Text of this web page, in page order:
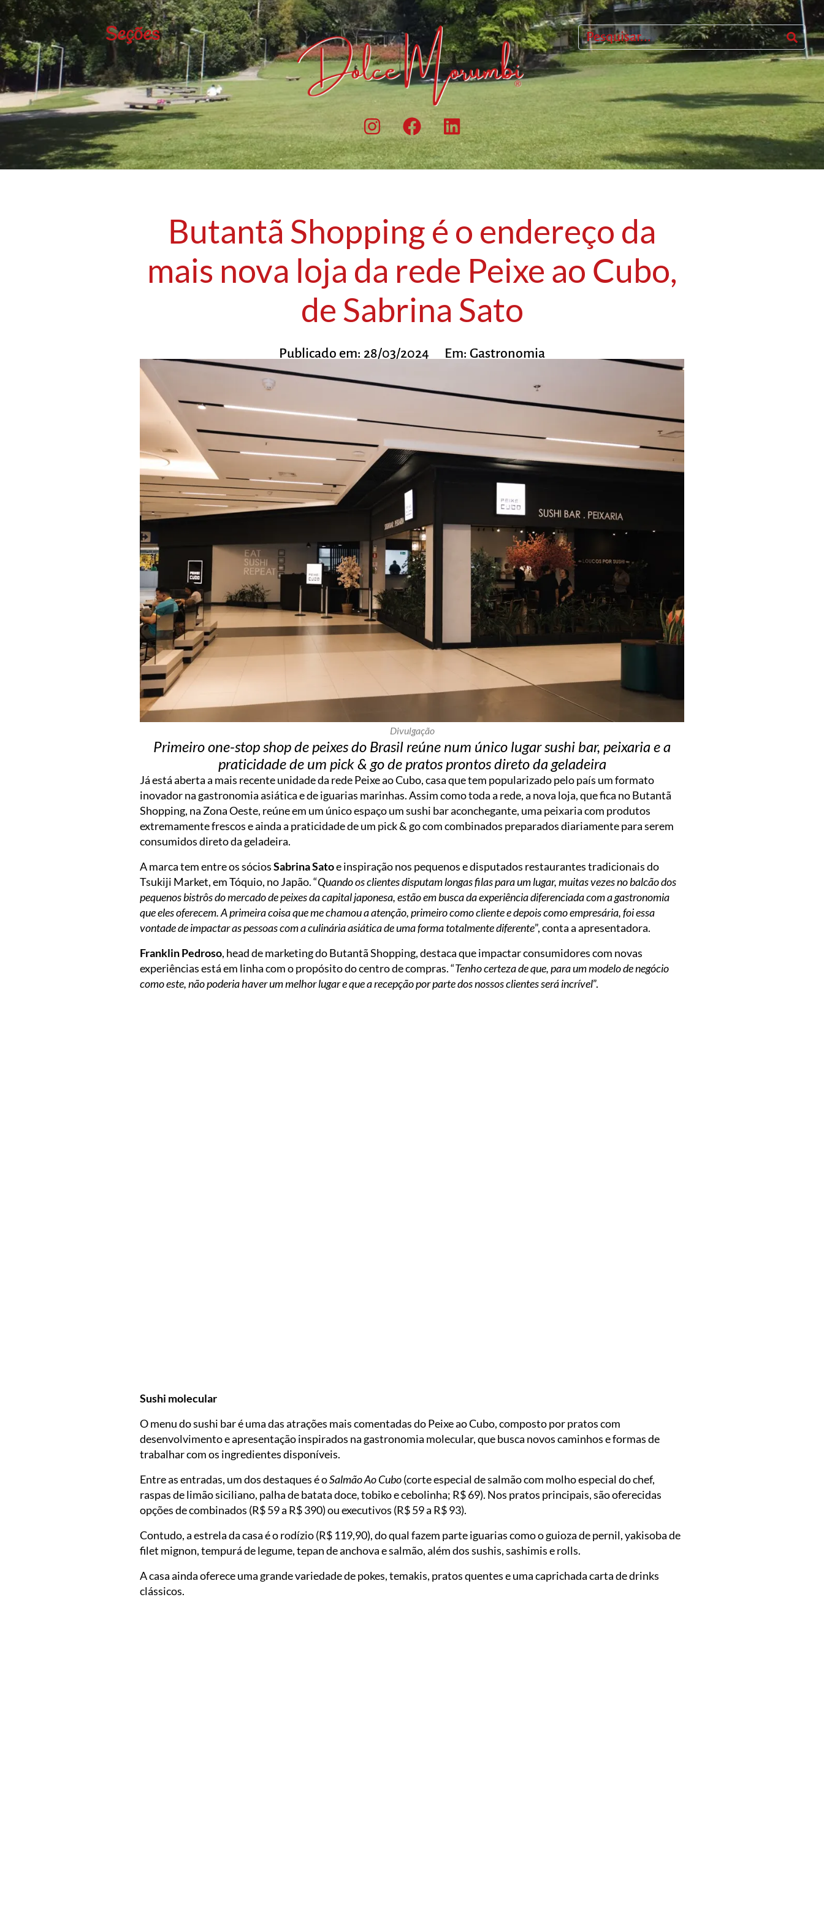
Seções
Butantã Shopping é o endereço da
mais nova loja da rede Peixe ao Cubo,
de Sabrina Sato
Publicado em: 28/03/2024 Em: Gastronomia
Divulgação
Primeiro one-stop shop de peixes do Brasil reúne num único lugar sushi bar, peixaria e a
praticidade de um pick & go de pratos prontos direto da geladeira
Já está aberta a mais recente unidade da rede Peixe ao Cubo, casa que tem popularizado pelo país um formato
inovador na gastronomia asiática e de iguarias marinhas. Assim como toda a rede, a nova loja, que fica no Butantã
Shopping, na Zona Oeste, reúne em um único espaço um sushi bar aconchegante, uma peixaria com produtos
extremamente frescos e ainda a praticidade de um pick & go com combinados preparados diariamente para serem
consumidos direto da geladeira.
A marca tem entre os sóciosSabrina Satoe inspiração nos pequenos e disputados restaurantes tradicionais do
Tsukiji Market, em Tóquio, no Japão. “Quando os clientes disputam longas filas para um lugar, muitas vezes no balcão dos
pequenos bistrôs do mercado de peixes da capital japonesa, estão em busca da experiência diferenciada com a gastronomia
que eles oferecem. A primeira coisa que me chamou a atenção, primeiro como cliente e depois como empresária, foi essa
vontade de impactar as pessoas com a culinária asiática de uma forma totalmente diferente”, conta a apresentadora.
Franklin Pedroso, head de marketing do Butantã Shopping, destaca que impactar consumidores com novas
experiências está em linha com o propósito do centro de compras. “Tenho certeza de que, para um modelo de negócio
como este, não poderia haver um melhor lugar e que a recepção por parte dos nossos clientes será incrível”.
Sushi molecular
O menu do sushi bar é uma das atrações mais comentadas do Peixe ao Cubo, composto por pratos com
desenvolvimento e apresentação inspirados na gastronomia molecular, que busca novos caminhos e formas de
trabalhar com os ingredientes disponíveis.
Entre as entradas, um dos destaques é oSalmão Ao Cubo(corte especial de salmão com molho especial do chef,
raspas de limão siciliano, palha de batata doce, tobiko e cebolinha; R$ 69). Nos pratos principais, são oferecidas
opções de combinados (R$ 59 a R$ 390) ou executivos (R$ 59 a R$ 93).
Contudo, a estrela da casa é o rodízio (R$ 119,90), do qual fazem parte iguarias como o guioza de pernil, yakisoba de
filet mignon, tempurá de legume, tepan de anchova e salmão, além dos sushis, sashimis e rolls.
A casa ainda oferece uma grande variedade de pokes, temakis, pratos quentes e uma caprichada carta de drinks
clássicos.